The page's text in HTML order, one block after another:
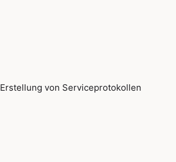
Erstellung von Serviceprotokollen